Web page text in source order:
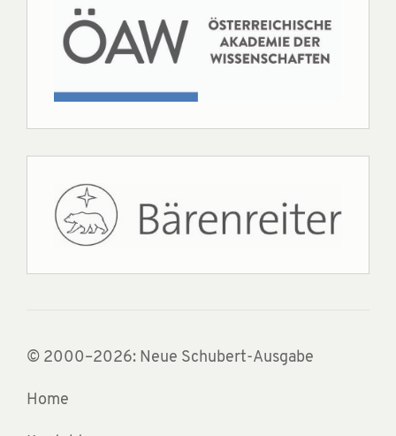
© 2000–2026: Neue Schubert-Ausgabe
Home